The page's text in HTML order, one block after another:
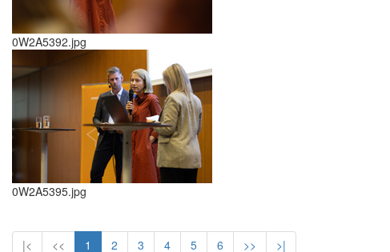
0W2A5392.jpg
0W2A5395.jpg
|< << 1 2 3 4 5 6 >> >|